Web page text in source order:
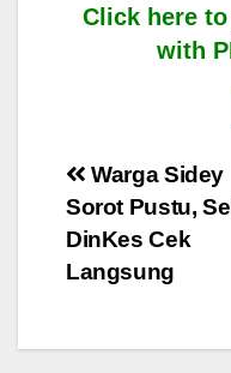
Click here
with
Post
Warga Sidey
Sorot Pustu,
DinKes Cek
Langsung